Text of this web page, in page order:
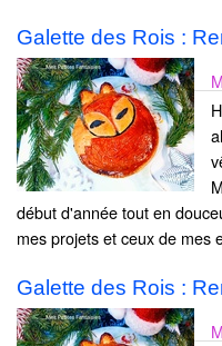
Galette des Rois :
début d'année tout en
mes projets et ceux de mes
Galette des Rois :